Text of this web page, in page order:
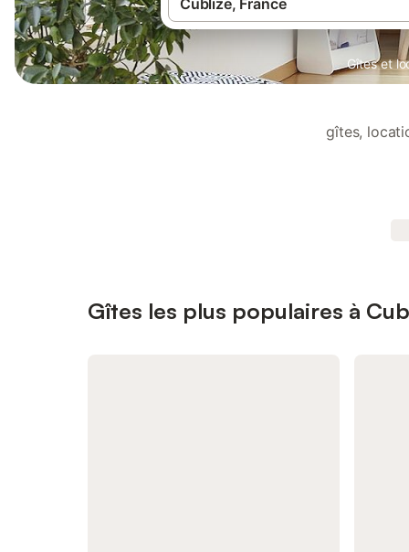
Gîtes et
gîtes,
Gîtes les plus populaires à